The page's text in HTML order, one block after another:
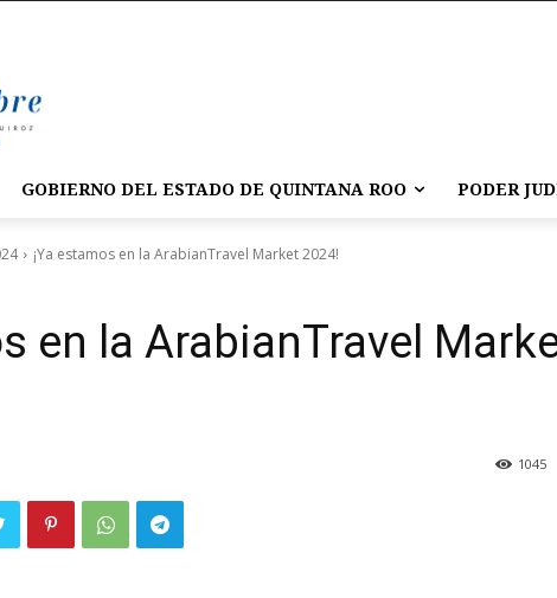
GOBIERNO DEL ESTADO DE QUINTANA ROO PODER
¡Ya estamos en la ArabianTravel Market 2024!
en la ArabianTravel
1045